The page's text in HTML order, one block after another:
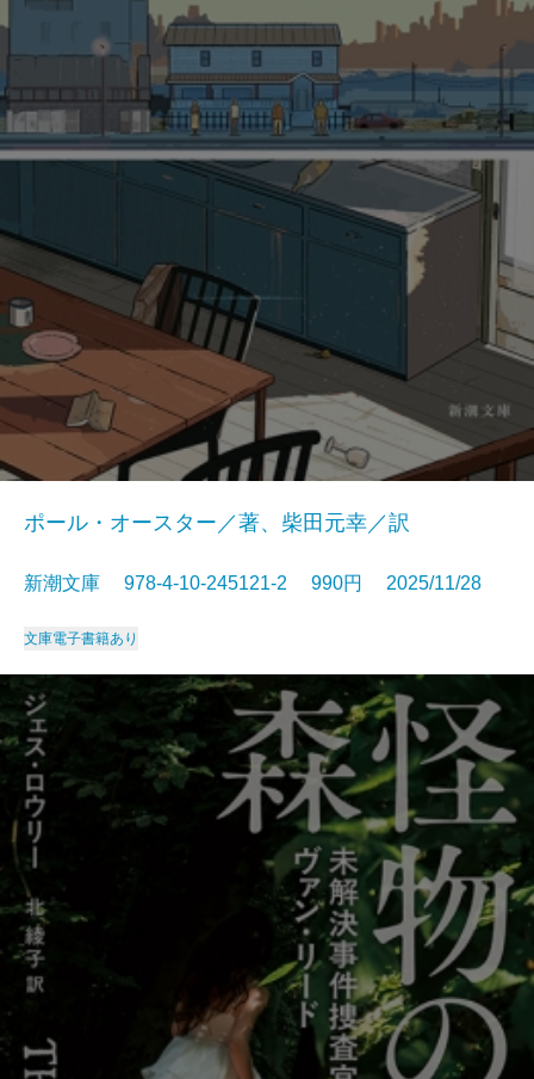
ポール・オースター／著、柴田元幸／訳
新潮文庫 978-4-10-245121-2 990円 2025/11/28
文庫電子書籍あり